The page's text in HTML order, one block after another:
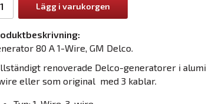
Lägg i varukorgen
80 A 1-Wire, GM Delco.
renoverade Delco-generatorer i
eller som original med 3 kablar.